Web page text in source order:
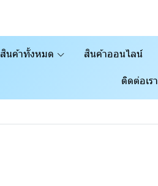
สินค้าทั้งหมด สินค้าออนไลน์
ติดต่อเรา